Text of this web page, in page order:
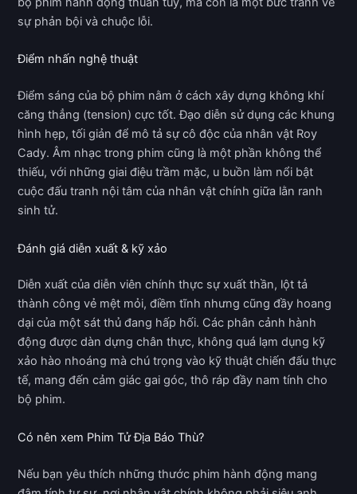
sự phản bội và chuộc lỗi.
Điểm nhấn nghệ thuật
Điểm sáng của bộ phim nằm ở cách xây dựng không khí
căng thẳng (tension) cực tốt. Đạo diễn sử dụng các khung
hình hẹp, tối giản để mô tả sự cô độc của nhân vật Roy
Cady. Âm nhạc trong phim cũng là một phần không thể
thiếu, với những giai điệu trầm mặc, u buồn làm nổi bật
cuộc đấu tranh nội tâm của nhân vật chính giữa lằn ranh
sinh tử.
Đánh giá diễn xuất & kỹ xảo
Diễn xuất của diễn viên chính thực sự xuất thần, lột tả
thành công vẻ mệt mỏi, điềm tĩnh nhưng cũng đầy hoang
dại của một sát thủ đang hấp hối. Các phân cảnh hành
động được dàn dựng chân thực, không quá lạm dụng kỹ
xảo hào nhoáng mà chú trọng vào kỹ thuật chiến đấu thực
tế, mang đến cảm giác gai góc, thô ráp đầy nam tính cho
bộ phim.
Có nên xem Phim Tử Địa Báo Thù?
Nếu bạn yêu thích những thước phim hành động mang